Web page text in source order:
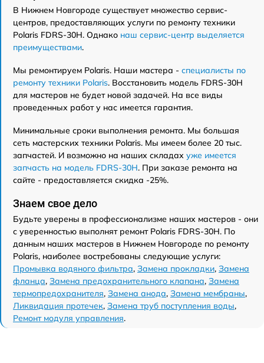
В Нижнем Новгороде существует множество сервис-
центров, предоставляющих услуги по ремонту техники
Polaris FDRS-30H. Однако наш сервис-центр выделяется
преимуществами.
Мы ремонтируем Polaris. Наши мастера - специалисты по
ремонту техники Polaris. Восстановить модель FDRS-30H
для мастеров не будет новой задачей. На все виды
проведенных работ у нас имеется гарантия.
Минимальные сроки выполнения ремонта. Мы большая
сеть мастерских техники Polaris. Мы имеем более 20 тыс.
запчастей. И возможно на наших складах уже имеется
запчасть на модель FDRS-30H. При заказе ремонта на
сайте - предоставляется скидка -25%.
Знаем свое дело
Будьте уверены в профессионализме наших мастеров - они
с уверенностью выполнят ремонт Polaris FDRS-30H. По
данным наших мастеров в Нижнем Новгороде по ремонту
Polaris, наиболее востребованы следующие услуги:
Промывка водяного фильтра, Замена прокладки, Замена
фланца, Замена предохранительного клапана, Замена
термопредохранителя, Замена анода, Замена мембраны,
Ликвидация протечек, Замена труб поступления воды,
Ремонт модуля управления.